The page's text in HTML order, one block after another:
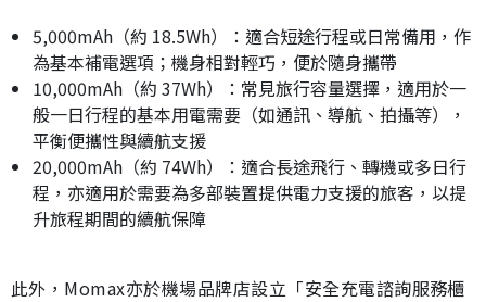
5,000mAh（約 18.5Wh）：適合短途行程或日常備用，作
為基本補電選項；機身相對輕巧，便於隨身攜帶
10,000mAh（約 37Wh）：常見旅行容量選擇，適用於一
般一日行程的基本用電需要（如通訊、導航、拍攝等），
平衡便攜性與續航支援
20,000mAh（約 74Wh）：適合長途飛行、轉機或多日行
程，亦適用於需要為多部裝置提供電力支援的旅客，以提
升旅程期間的續航保障
此外，Momax亦於機場品牌店設立「安全充電諮詢服務櫃